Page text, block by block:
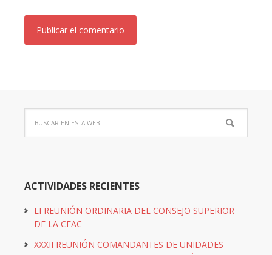
ACTIVIDADES RECIENTES
LI REUNIÓN ORDINARIA DEL CONSEJO SUPERIOR
DE LA CFAC
XXXII REUNIÓN COMANDANTES DE UNIDADES